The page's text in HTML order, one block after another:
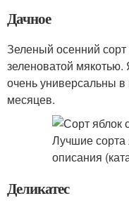
Дачное
Зеленый осенний
зеленоватой мякотью.
очень универсальны
месяцев.
Деликатес